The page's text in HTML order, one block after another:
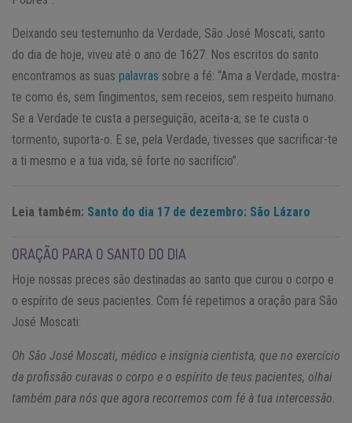
Deixando seu testemunho da Verdade, São José Moscati, santo
do dia de hoje, viveu até o ano de 1627. Nos escritos do santo
encontramos as suas palavras sobre a fé: “Ama a Verdade, mostra-
te como és, sem fingimentos, sem receios, sem respeito humano.
Se a Verdade te custa a perseguição, aceita-a; se te custa o
tormento, suporta-o. E se, pela Verdade, tivesses que sacrificar-te
a ti mesmo e a tua vida, sê forte no sacrifício”.
Leia também: Santo do dia 17 de dezembro: São Lázaro
ORAÇÃO PARA O SANTO DO DIA
Hoje nossas preces são destinadas ao santo que curou o corpo e
o espírito de seus pacientes. Com fé repetimos a oração para São
José Moscati:
Oh São José Moscati, médico e insígnia cientista, que no exercício
da profissão curavas o corpo e o espírito de teus pacientes, olhai
também para nós que agora recorremos com fé à tua intercessão.